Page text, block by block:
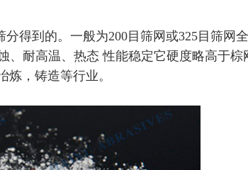
得到的。一般为200目筛网或325目筛网
耐高温、热态 性能稳定它硬度略高于
，铸造等行业。